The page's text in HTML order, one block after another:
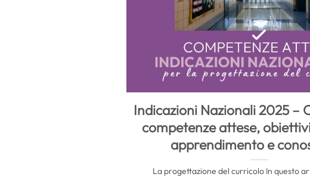
Indicazioni Nazionali 2025 –
competenze attese,
apprendimento e
La progettazione del curricolo In questo